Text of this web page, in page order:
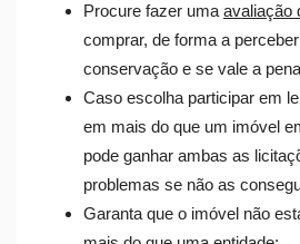
Procure fazer uma avaliação
comprar, de forma a
conservação e se vale a
Caso escolha participar em
em mais do que um imóvel
pode ganhar ambas as
problemas se não as
Garanta que o imóvel não